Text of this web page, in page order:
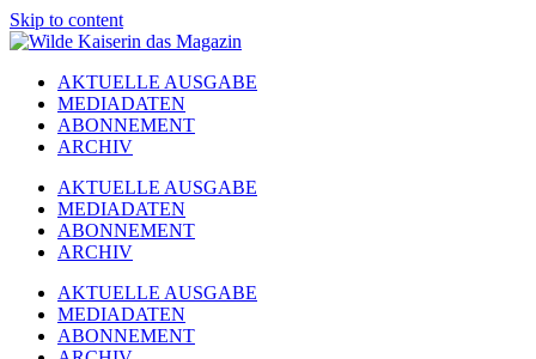
Skip to content
AKTUELLE AUSGABE
MEDIADATEN
ABONNEMENT
ARCHIV
AKTUELLE AUSGABE
MEDIADATEN
ABONNEMENT
ARCHIV
AKTUELLE AUSGABE
MEDIADATEN
ABONNEMENT